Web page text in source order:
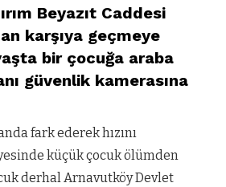
Beyazıt Caddesi
karşıya geçmeye
bir çocuğa araba
güvenlik kamerasına
fark ederek hızını
küçük çocuk ölümden
derhal Arnavutköy Devlet